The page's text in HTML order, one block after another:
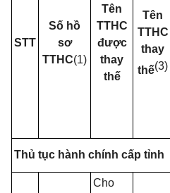
STT
Số hồ
sơ
TTHC(1)
Tên
TTHC
được
thay
thế
Tên
TTHC
thay
thế(3)
Thủ tục hành chính cấp tỉnh
Cho